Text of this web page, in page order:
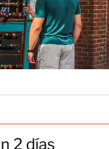
2 días